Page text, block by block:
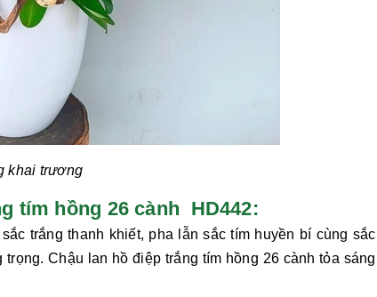
khai trương
tím hồng 26 cành HD442:
trắng thanh khiết, pha lẫn sắc tím huyền bí cùng sắc
trọng.Chậu lan hồ điệp trắng tím hồng 26 cành tỏa sáng